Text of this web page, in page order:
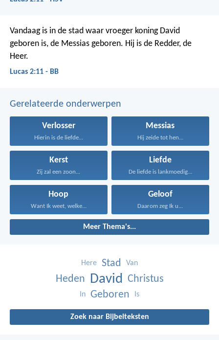
Vandaag is in de stad waar vroeger koning David
geboren is, de Messias geboren. Hij is de Redder, de
Heer.
Lucas 2:11 - BB
Gerelateerde onderwerpen
Verlosser
Hierin is de liefde...
Messias
Hij zeide tot hen...
Kerst
Zij zal een zoon...
Liefde
De liefde is lankmoedig...
Hoop
Want Ik weet, welke...
Geloof
Daarom zeg Ik u...
Meer Thema's...
Here Stad Van
Heden David Christus
In Geboren Is
Zoek naar Bijbelteksten